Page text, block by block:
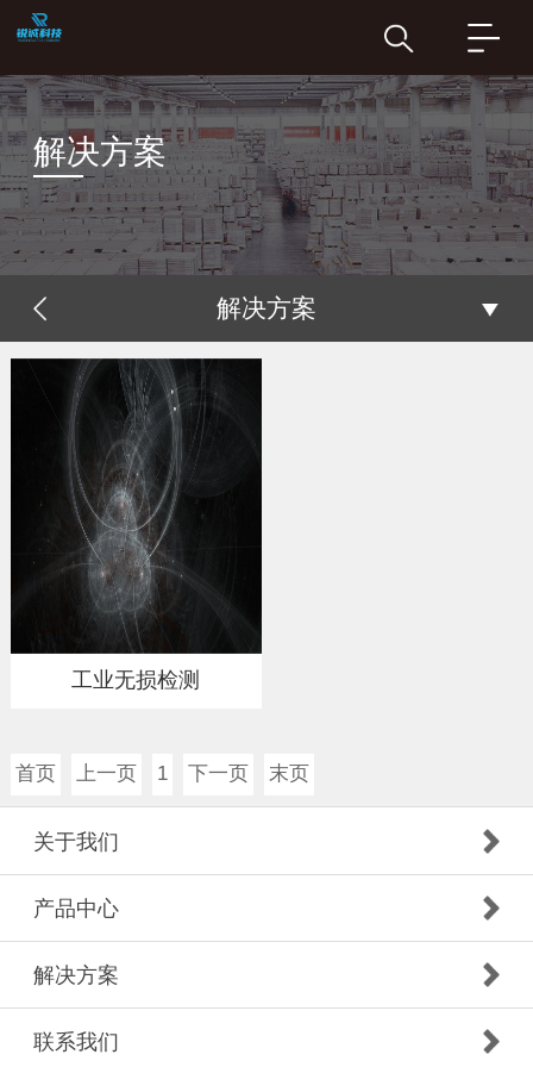
解决方案
解决方案
工业无损检测
首页 上一页 1 下一页 末页
关于我们
产品中心
解决方案
联系我们